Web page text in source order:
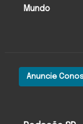
Anuncie
Mundo